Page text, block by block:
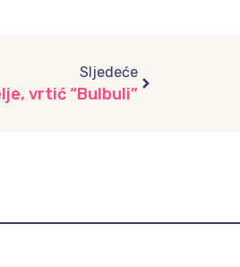
Sljedeće
vrtić “Bulbuli”